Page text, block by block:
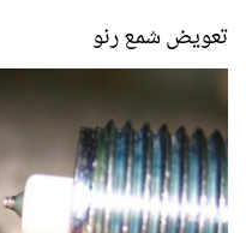
تعویض شمعرنو